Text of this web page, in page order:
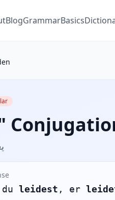
BlogGrammarBasics
leidest , er